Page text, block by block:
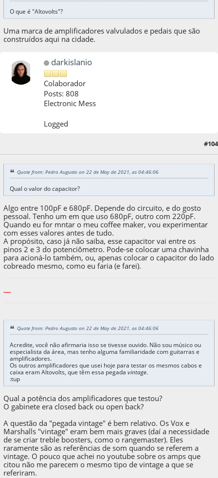
O que é "Altovolts"?
Uma marca de amplificadores valvulados e pedais que são
construídos aqui na cidade.
darkislanio
Colaborador
Posts: 808
Electronic Mess
Logged
#104
Quote from: Pedro Augusto on 22 de May de 2021, as 04:46:06
Qual o valor do capacitor?
Algo entre 100pF e 680pF. Depende do circuito, e do gosto
pessoal. Tenho um em que uso 680pF, outro com 220pF.
Quando eu for mntar o meu coffee maker, vou experimentar
com esses valores antes de tudo.
A propósito, caso já não saiba, esse capacitor vai entre os
pinos 2 e 3 do potenciômetro. Pode-se colocar uma chavinha
para acioná-lo também, ou, apenas colocar o capacitor do lado
cobreado mesmo, como eu faria (e farei).
-----
Quote from: Pedro Augusto on 22 de May de 2021, as 04:46:06
Acredite, você não afirmaria isso se tivesse ouvido. Não sou músico ou
especialista da área, mas tenho alguma familiaridade com guitarras e
amplificadores.
Os outros amplificadores que usei hoje para testar os mesmos cabos e
caixa eram Altovolts, que têm essa pegada vintage.
:tup
Qual a potência dos amplificadores que testou?
O gabinete era closed back ou open back?
A questão da "pegada vintage" é bem relativo. Os Vox e
Marshalls "vintage" eram bem mais graves (daí a necessidade
de se criar treble boosters, como o rangemaster). Eles
raramente são as referências de som quando se referem a
vintage. O pouco que achei no youtube sobre os amps que
citou não me parecem o mesmo tipo de vintage a que se
referiram.